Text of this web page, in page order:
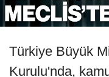
Türkiye Büyük
Kurulu'nda,